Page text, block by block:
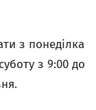
з понеділка
з 9:00 до